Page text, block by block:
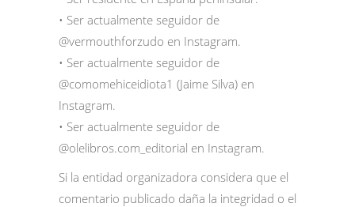
• Ser actualmente seguidor de
@vermouthforzudo en Instagram.
• Ser actualmente seguidor de
@comomehiceidiota1 (Jaime Silva) en
Instagram.
• Ser actualmente seguidor de
@olelibros.com_editorial en Instagram.
Si la entidad organizadora considera que el
comentario publicado daña la integridad o el